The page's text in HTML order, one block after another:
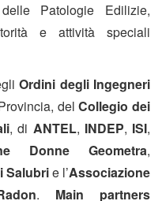
Patologie Edilizie,
e attività speciali
Ordini degli Ingegneri
del Collegio dei
, di ANTEL, INDEP, ISI,
Donne Geometra,
Salubrie l’Associazione
.
Main partners